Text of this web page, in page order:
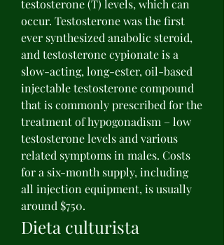
testosterone (T) levels, which can
occur. Testosterone was the first
ever synthesized anabolic steroid,
and testosterone cypionate is a
slow-acting, long-ester, oil-based
injectable testosterone compound
that is commonly prescribed for the
treatment of hypogonadism – low
testosterone levels and various
related symptoms in males. Costs
for a six-month supply, including
all injection equipment, is usually
around $750.
Dieta culturista